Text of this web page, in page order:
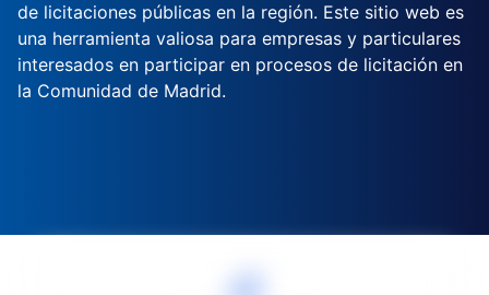
de licitaciones públicas en la región. Este sitio web es
una herramienta valiosa para empresas y particulares
interesados en participar en procesos de licitación en
la Comunidad de Madrid.